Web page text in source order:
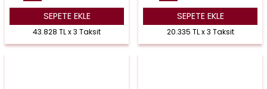
SEPETE EKLE
43.828 TL x 3 Taksit
SEPETE EKLE
20.335 TL x 3 Taksit